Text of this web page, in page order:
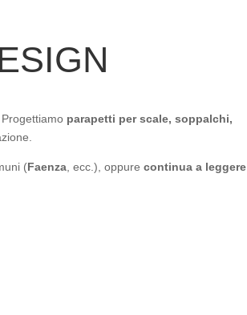
parapetti per scale, soppalchi,
(Faenza, ecc.), oppure continua a leggere